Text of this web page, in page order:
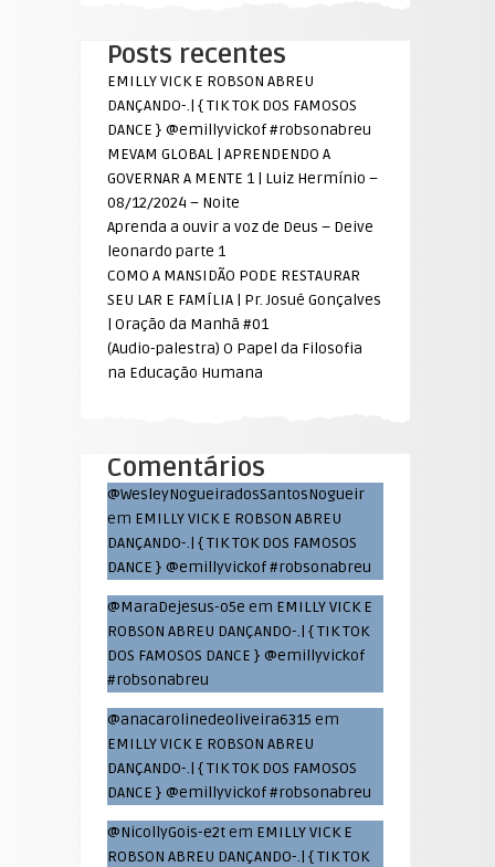
Posts recentes
EMILLY VICK E ROBSON ABREU
DANÇANDO-.| { TIK TOK DOS FAMOSOS
DANCE } @emillyvickof #robsonabreu
MEVAM GLOBAL | APRENDENDO A
GOVERNAR A MENTE 1 | Luiz Hermínio –
08/12/2024 – Noite
Aprenda a ouvir a voz de Deus – Deive
leonardo parte 1
COMO A MANSIDÃO PODE RESTAURAR
SEU LAR E FAMÍLIA | Pr. Josué Gonçalves
| Oração da Manhã #01
(Audio-palestra) O Papel da Filosofia
na Educação Humana
Comentários
@WesleyNogueiradosSantosNogueir
em EMILLY VICK E ROBSON ABREU
DANÇANDO-.| { TIK TOK DOS FAMOSOS
DANCE } @emillyvickof #robsonabreu
@MaraDejesus-o5e em EMILLY VICK E
ROBSON ABREU DANÇANDO-.| { TIK TOK
DOS FAMOSOS DANCE } @emillyvickof
#robsonabreu
@anacarolinedeoliveira6315 em
EMILLY VICK E ROBSON ABREU
DANÇANDO-.| { TIK TOK DOS FAMOSOS
DANCE } @emillyvickof #robsonabreu
@NicollyGois-e2tem EMILLY VICK E
ROBSON ABREU DANÇANDO-.| { TIK TOK